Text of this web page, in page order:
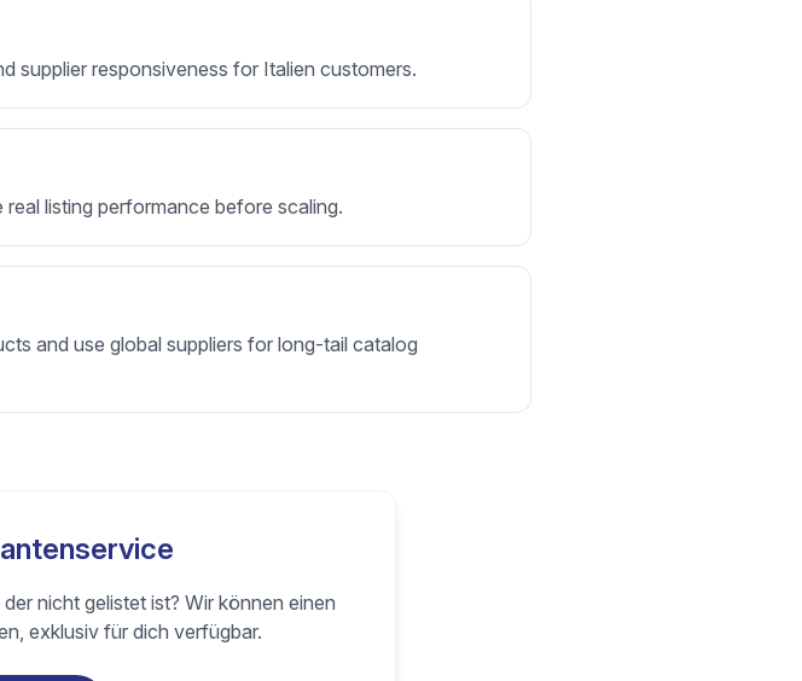
supplier responsiveness for Italien customers.
listing performance before scaling.
and use global suppliers for long-tail catalog
nicht gelistet ist? Wir können einen
exklusiv für dich verfügbar.